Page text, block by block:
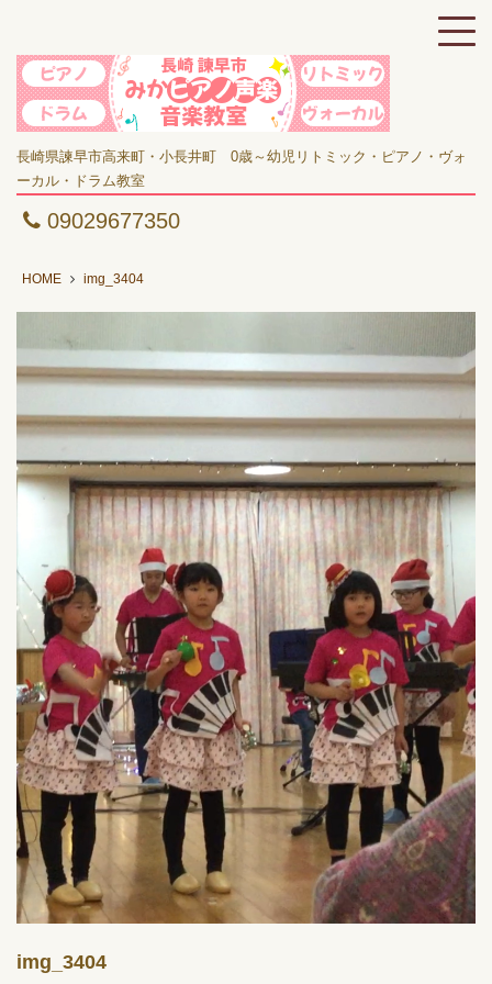
長崎県諫早市高来町・小長井町 0歳～幼児リトミック・ピアノ・ヴォ
ーカル・ドラム教室
09029677350
HOME img_3404
img_3404